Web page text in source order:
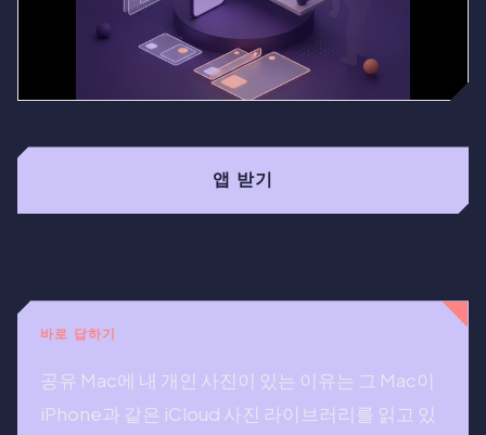
앱 받기
바로 답하기
공유 Mac에 내 개인 사진이 있는 이유는 그 Mac이
iPhone과 같은 iCloud 사진 라이브러리를 읽고 있